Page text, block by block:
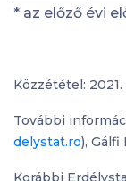
* az előző évi
Közzététel:
További
delystat.ro), Gálfi
Korábbi